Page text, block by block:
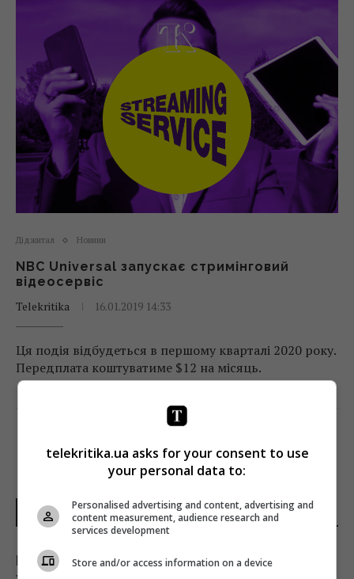
Діджитал Новини
NBC Universal запускає стримінговий
відеосервіс
Telekritika
16.01.2019 14:33
Ця подія відбудеться в першому кварталі 2020 року.
Передплата коштуватиме $12 на місяць.
Facebook
НОВИНИ УКРАЇНИ І СВІТУ
Генсек ООН засудив масовані удари по
telekritika.ua asks for your consent to use
your personal data to:
Personalised advertising and content, advertising and
content measurement, audience research and
services development
Store and/or access information on a device